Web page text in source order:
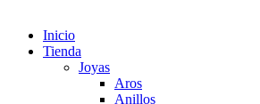
Inicio
Tienda
Joyas
Aros
Anillos